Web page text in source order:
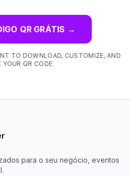
QR GRÁTIS →
TO DOWNLOAD, CUSTOMIZE, AND
YOUR QR CODE
para o seu negócio, eventos